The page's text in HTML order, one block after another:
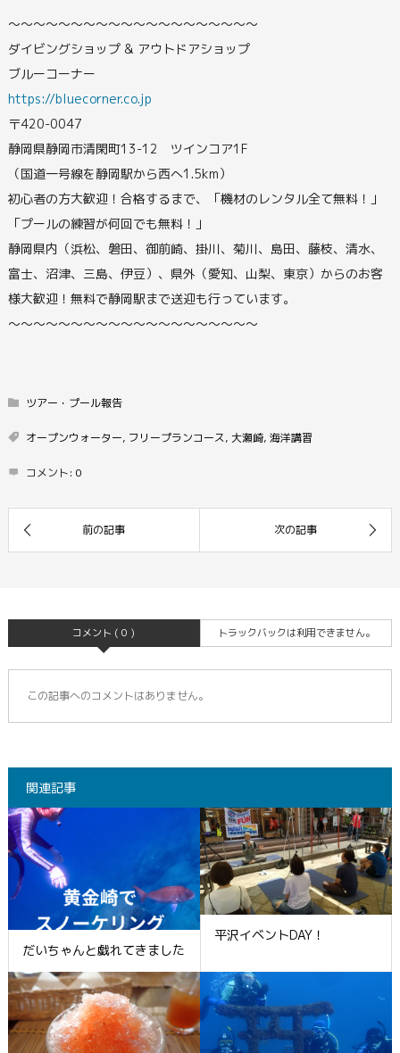
〜〜〜〜〜〜〜〜〜〜〜〜〜〜〜〜〜〜〜〜
ダイビングショップ & アウトドアショップ
ブルーコーナー
https://bluecorner.co.jp
〒420-0047
静岡県静岡市清閑町13-12 ツインコア1F
（国道一号線を静岡駅から西へ1.5km）
初心者の方大歓迎！合格するまで、「機材のレンタル全て無料！」
「プールの練習が何回でも無料！」
静岡県内（浜松、磐田、御前崎、掛川、菊川、島田、藤枝、清水、
富士、沼津、三島、伊豆）、県外（愛知、山梨、東京）からのお客
様大歓迎！無料で静岡駅まで送迎も行っています。
〜〜〜〜〜〜〜〜〜〜〜〜〜〜〜〜〜〜〜〜
ツアー・プール報告
オープンウォーター, フリープランコース, 大瀬崎, 海洋講習
コメント: 0
コメント ( 0 ) トラックバックは利用できません。
この記事へのコメントはありません。
関連記事
だいちゃんと戯れてきました
平沢イベントDAY！